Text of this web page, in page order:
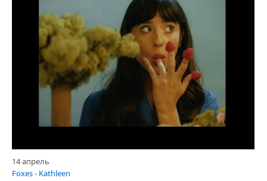
14 апрель
Foxes - Kathleen